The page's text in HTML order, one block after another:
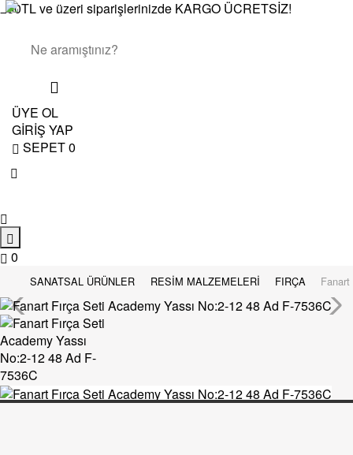
250TL ve üzeri siparişlerinizde KARGO ÜCRETSİZ!
ÜYE OL
GİRİŞ YAP
SEPET0
0
SANATSAL ÜRÜNLER RESİM MALZEMELERİ FIRÇA Fanart